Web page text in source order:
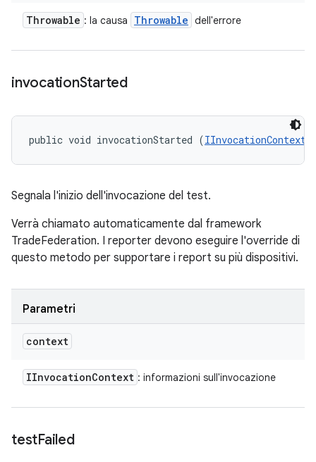
Throwable : la causa Throwable dell'errore
invocationStarted
public void invocationStarted (IInvocationContext
Segnala l'inizio dell'invocazione del test.
Verrà chiamato automaticamente dal framework
TradeFederation. I reporter devono eseguire l'override di
questo metodo per supportare i report su più dispositivi.
Parametri
context
IInvocationContext : informazioni sull'invocazione
testFailed